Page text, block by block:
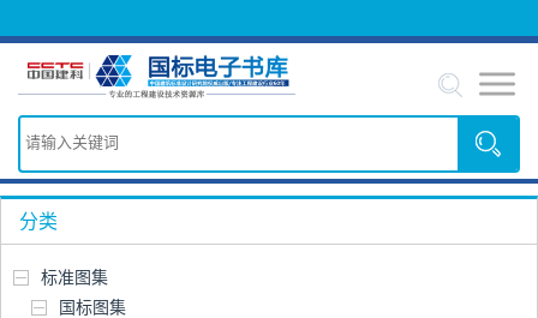
分类
标准图集
国标图集